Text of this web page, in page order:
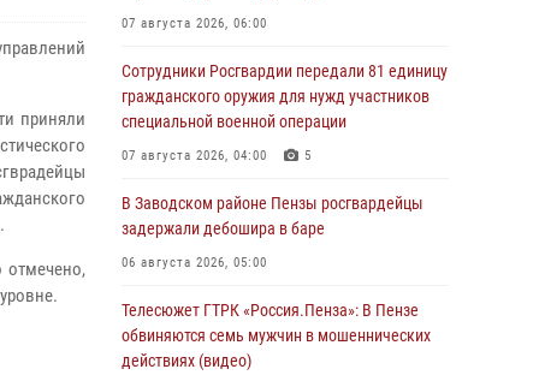
приняли
отмечено,
07 августа 2026, 06:00
Сотрудники Росгвардии передали 81 единицу
гражданского оружия для нужд участников
специальной военной операции
07 августа 2026, 04:00 5
В Заводском районе Пензы росгвардейцы
задержали дебошира в баре
06 августа 2026, 05:00
Телесюжет ГТРК «Россия.Пенза»: В Пензе
обвиняются семь мужчин в мошеннических
действиях (видео)